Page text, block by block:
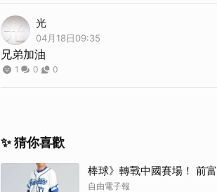
光
04月18日09:35
兄弟加油
1 0 0
✨ 猜你喜歡
棒球》轉戰中國賽場！ 前
自由電子報